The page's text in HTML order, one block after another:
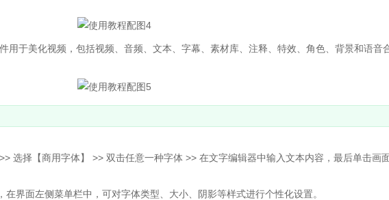
于美化视频，包括视频、音频、文本、字幕、素材库、注释、特效、角色、背景和语音
择【商用字体】 >> 双击任意一种字体 >> 在文字编辑器中输入文本内容，最后单击画
面左侧菜单栏中，可对字体类型、大小、阴影等样式进行个性化设置。